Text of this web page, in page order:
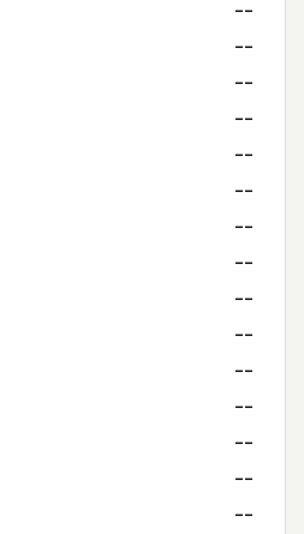
--
--
--
--
--
--
--
--
--
--
--
--
--
--
--